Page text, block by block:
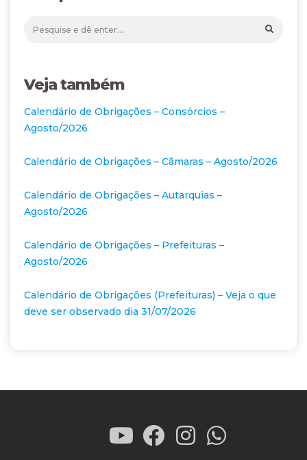
Veja também
Calendário de Obrigações – Consórcios –
Agosto/2026
Calendário de Obrigações – Câmaras – Agosto/2026
Calendário de Obrigações – Autarquias –
Agosto/2026
Calendário de Obrigações – Prefeituras –
Agosto/2026
Calendário de Obrigações (Prefeituras) – Veja o que
deve ser observado dia 31/07/2026